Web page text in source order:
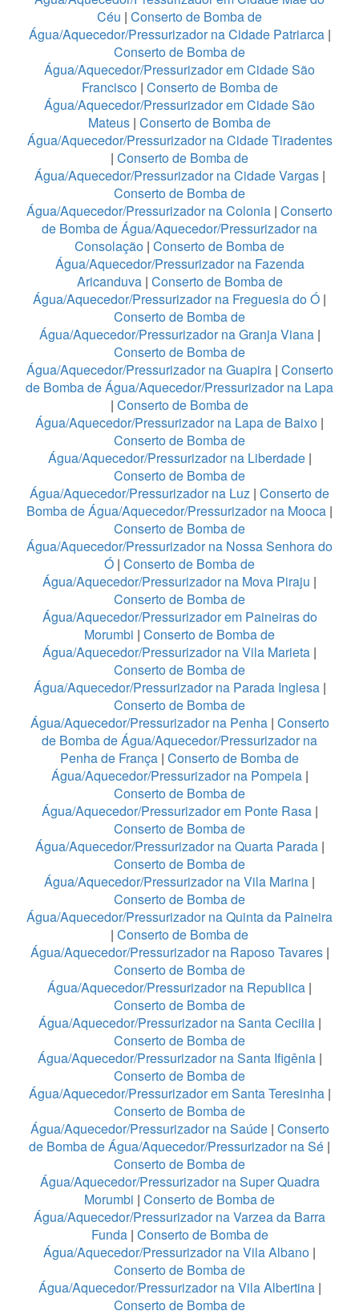
Céu | Conserto de Bomba de
Água/Aquecedor/Pressurizador na Cidade Patriarca|
Conserto de Bomba de
Água/Aquecedor/Pressurizador em Cidade São
Francisco | Conserto de Bomba de
Água/Aquecedor/Pressurizador em Cidade São
Mateus | Conserto de Bomba de
Água/Aquecedor/Pressurizador na Cidade Tiradentes
| Conserto de Bomba de
Água/Aquecedor/Pressurizador na Cidade Vargas |
Conserto de Bomba de
Água/Aquecedor/Pressurizador na Colonia | Conserto
de Bomba de Água/Aquecedor/Pressurizador na
Consolação | Conserto de Bomba de
Água/Aquecedor/Pressurizador na Fazenda
Aricanduva| Conserto de Bomba de
Água/Aquecedor/Pressurizador na Freguesia do Ó |
Conserto de Bomba de
Água/Aquecedor/Pressurizador na Granja Viana|
Conserto de Bomba de
Água/Aquecedor/Pressurizador na Guapira| Conserto
de Bomba de Água/Aquecedor/Pressurizador na Lapa
| Conserto de Bomba de
Água/Aquecedor/Pressurizador na Lapa de Baixo |
Conserto de Bomba de
Água/Aquecedor/Pressurizador na Liberdade |
Conserto de Bomba de
Água/Aquecedor/Pressurizador na Luz | Conserto de
Bomba de Água/Aquecedor/Pressurizador na Mooca |
Conserto de Bomba de
Água/Aquecedor/Pressurizador na Nossa Senhora do
Ó | Conserto de Bomba de
Água/Aquecedor/Pressurizador na Mova Piraju |
Conserto de Bomba de
Água/Aquecedor/Pressurizador em Paineiras do
Morumbi | Conserto de Bomba de
Água/Aquecedor/Pressurizador na Vila Marieta |
Conserto de Bomba de
Água/Aquecedor/Pressurizador na Parada Inglesa |
Conserto de Bomba de
Água/Aquecedor/Pressurizador na Penha| Conserto
de Bomba de Água/Aquecedor/Pressurizador na
Penha de França | Conserto de Bomba de
Água/Aquecedor/Pressurizador na Pompeia|
Conserto de Bomba de
Água/Aquecedor/Pressurizador em Ponte Rasa|
Conserto de Bomba de
Água/Aquecedor/Pressurizador na Quarta Parada|
Conserto de Bomba de
Água/Aquecedor/Pressurizador na Vila Marina |
Conserto de Bomba de
Água/Aquecedor/Pressurizador na Quinta da Paineira
| Conserto de Bomba de
Água/Aquecedor/Pressurizador na Raposo Tavares|
Conserto de Bomba de
Água/Aquecedor/Pressurizador na Republica |
Conserto de Bomba de
Água/Aquecedor/Pressurizador na Santa Cecilia|
Conserto de Bomba de
Água/Aquecedor/Pressurizador na Santa Ifigênia |
Conserto de Bomba de
Água/Aquecedor/Pressurizador em Santa Teresinha|
Conserto de Bomba de
Água/Aquecedor/Pressurizador na Saúde| Conserto
de Bomba de Água/Aquecedor/Pressurizador na Sé |
Conserto de Bomba de
Água/Aquecedor/Pressurizador na Super Quadra
Morumbi | Conserto de Bomba de
Água/Aquecedor/Pressurizador na Varzea da Barra
Funda| Conserto de Bomba de
Água/Aquecedor/Pressurizador na Vila Albano |
Conserto de Bomba de
Água/Aquecedor/Pressurizador na Vila Albertina|
Conserto de Bomba de